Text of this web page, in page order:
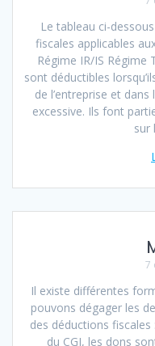
Le tableau ci-
fiscales applicables
Régime IR/IS Régime
sont déductibles
de l’entreprise et
excessive. Ils font
sur
7
Il existe différentes
pouvons dégager les
des déductions fiscales
du CGI, les dons